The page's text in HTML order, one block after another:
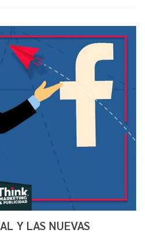
Y LAS NUEVAS